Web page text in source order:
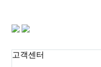
고객센터